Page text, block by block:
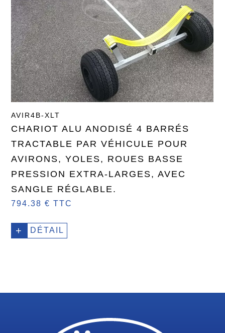
AVIR4B-XLT
CHARIOT ALU ANODISÉ 4 BARRÉS
TRACTABLE PAR VÉHICULE POUR
AVIRONS, YOLES, ROUES BASSE
PRESSION EXTRA-LARGES, AVEC
SANGLE RÉGLABLE.
794.38 € TTC
+ DÉTAIL